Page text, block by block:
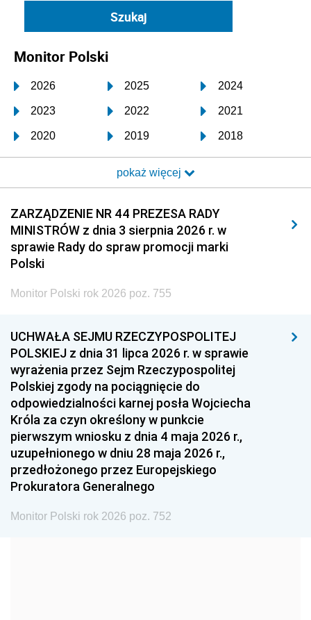
Monitor Polski
2026 2025 2024
2023 2022 2021
2020 2019 2018
2017 2016 2015
2014 2013 2012
2011 2010 2009
2008 2007 2006
2005
1996 1995 1994
1993 1992 1991
1990 1989
1987 1986 1985
1984 1983 1982
1981 1980 1979
1978 1977
1975 1974
pokaż więcej
ZARZĄDZENIE NR 44 PREZESA RADY
MINISTRÓW z dnia 3 sierpnia 2026 r. w
sprawie Rady do spraw promocji marki
Polski
Monitor Polski rok 2026 poz. 755
UCHWAŁA SEJMU RZECZYPOSPOLITEJ
POLSKIEJ z dnia 31 lipca 2026 r. w sprawie
wyrażenia przez Sejm Rzeczypospolitej
Polskiej zgody na pociągnięcie do
odpowiedzialności karnej posła Wojciecha
Króla za czyn określony w punkcie
pierwszym wniosku z dnia 4 maja 2026 r.,
uzupełnionego w dniu 28 maja 2026 r.,
przedłożonego przez Europejskiego
Prokuratora Generalnego
Monitor Polski rok 2026 poz. 752